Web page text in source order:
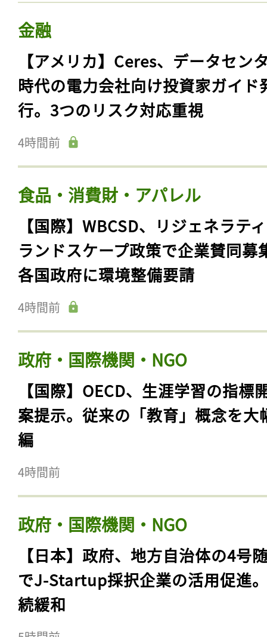
金融
【アメリカ】Ceres、データセン
時代の電力会社向け投資家ガイド
行。3つのリスク対応重視
4時間前
食品・消費財・アパレル
【国際】WBCSD、リジェネラテ
ランドスケープ政策で企業賛同募
各国政府に環境整備要請
4時間前
政府・国際機関・NGO
【国際】OECD、生涯学習の指標
案提示。従来の「教育」概念を大
編
4時間前
政府・国際機関・NGO
【日本】政府、地方自治体の4号
でJ-Startup採択企業の活用促進
続緩和